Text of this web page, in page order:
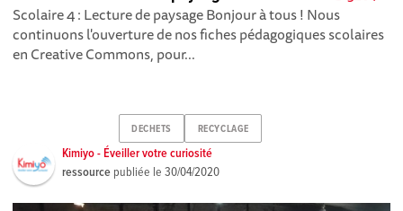
Scolaire 4 : Lecture de paysage Bonjour à tous ! Nous
continuons l'ouverture de nos fiches pédagogiques scolaires
en Creative Commons, pour...
DECHETS RECYCLAGE
Kimiyo - Éveiller votre curiosité
ressource publiée le30/04/2020